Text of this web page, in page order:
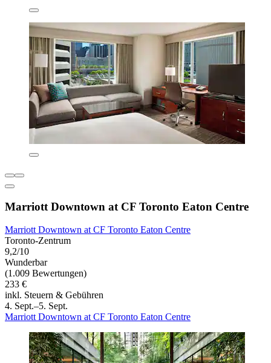
Marriott Downtown at CF Toronto Eaton Centre
Marriott Downtown at CF Toronto Eaton Centre
Toronto-Zentrum
9,2/10
Wunderbar
(1.009 Bewertungen)
233 €
inkl. Steuern & Gebühren
4. Sept.–5. Sept.
Marriott Downtown at CF Toronto Eaton Centre